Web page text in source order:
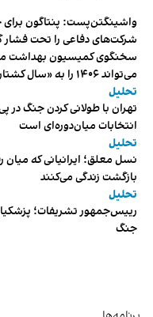
واشینگتن‌پست: پنتاگون برای
شرکت‌های دفاعی را تحت
سخنگوی کمیسیون بهداشت
می‌تواند ۱۴۰۶ را به «سال کشتار بیماران» تبدیل کند
تحلیل
تهران با طولانی کردن جنگ در
انتخابات میان‌دوره‌ای است
تحلیل
نسل معلق؛ ایرانیانی که
بازگشت زندگی می‌کنند
تحلیل
رییس‌جمهور تشریفات؛
جنگ